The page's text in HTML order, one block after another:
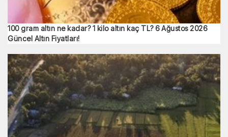
100 gram altın ne kadar? 1 kilo altın kaç TL? 6 Ağustos 2026
Güncel Altın Fiyatları!